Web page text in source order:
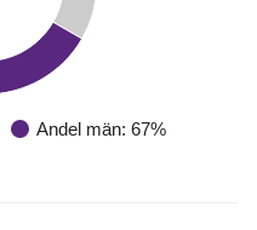
Andel män: 67%